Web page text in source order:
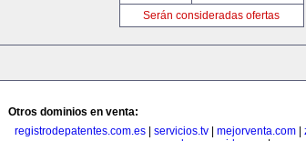
Serán consideradas ofertas
Otros dominios en venta:
registrodepatentes.com.es
servicios.tv mejorventa.com